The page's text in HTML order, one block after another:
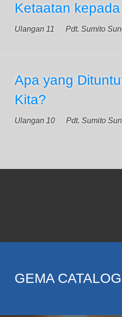
Ketaatan kepada
Ulangan 11 Pdt. Sumito
Apa yang
Kita?
Ulangan 10 Pdt. Sumito
GEMA CATALOG